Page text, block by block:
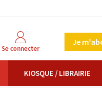
Se connecter
Je
KIOSQUE / LIBRAIRIE